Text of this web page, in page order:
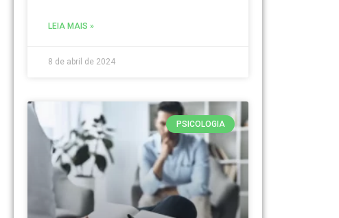
LEIA MAIS »
8 de abril de 2024
PSICOLOGIA